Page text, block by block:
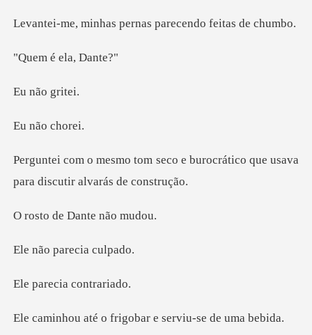
s pernas parecendo
é ela,
ão g
ão c
e burocrático que usava
para
e Dante n
parecia
cia cont
frigobar e serviu